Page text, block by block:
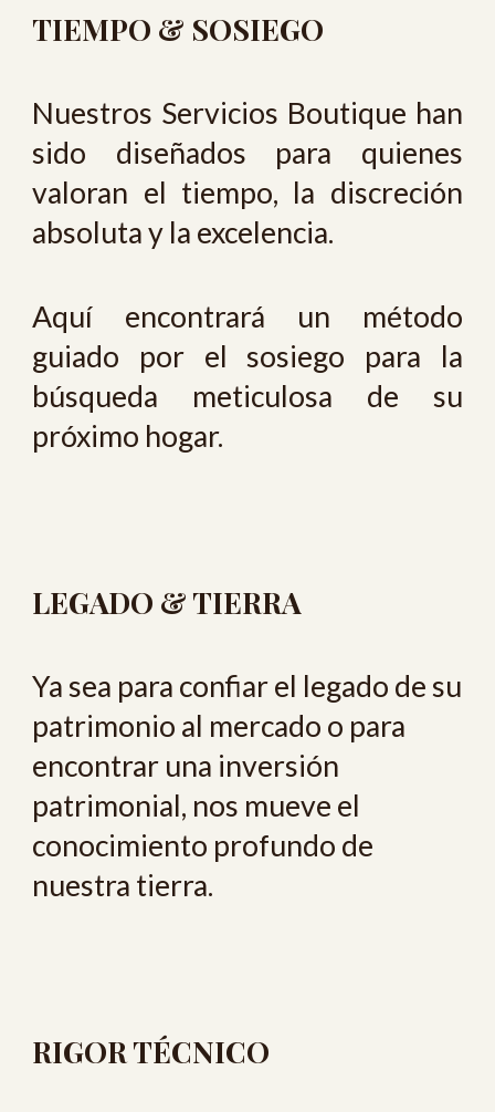
TIEMPO & SOSIEGO
Nuestros Servicios Boutique han
sido diseñados para quienes
valoran el tiempo, la discreción
absoluta y la excelencia.
Aquí encontrará un método
guiado por el sosiego para la
búsqueda meticulosa de su
próximo hogar.
LEGADO & TIERRA
Ya sea para confiar el legado de su
patrimonio al mercado o para
encontrar una inversión
patrimonial, nos mueve el
conocimiento profundo de
nuestra tierra.
RIGOR TÉCNICO